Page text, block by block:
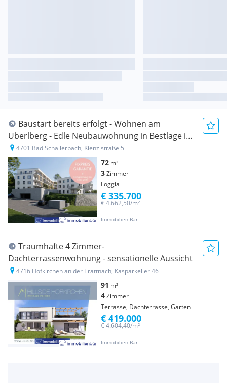
Baustart bereits erfolgt - Wohnen am
Uberlberg - Edle Neubauwohnung in Bestlage in
Bad Schallerbach - Top 18
4701 Bad Schallerbach, Kienzlstraße 5
72 m²
3Zimmer
Loggia
Immobilien Bär
€ 4.662,50/m²
€ 335.700
Traumhafte 4 Zimmer-
Dachterrassenwohnung - sensationelle Aussicht
4716 Hofkirchen an der Trattnach, Kasparkeller 46
91 m²
4Zimmer
Terrasse, Dachterrasse, Garten
Immobilien Bär
€ 4.604,40/m²
€ 419.000